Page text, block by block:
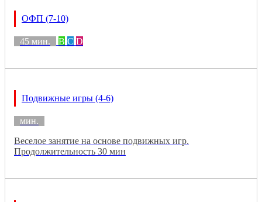
ОФП (7-10)
45 мин. B C D
Подвижные игры (4-6)
мин.
Веселое занятие на основе подвижных игр.
Продолжительность 30 мин